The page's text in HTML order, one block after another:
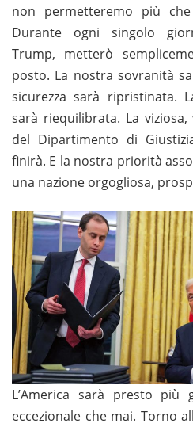
non permetteremo più
Durante ogni singolo
Trump, metterò
posto. La nostra sovranità
sicurezza sarà ripristinata.
sarà riequilibrata. La
del Dipartimento di
finirà. E la nostra priorità
una nazione orgogliosa,
L’America sarà presto
eccezionale che mai. Torno